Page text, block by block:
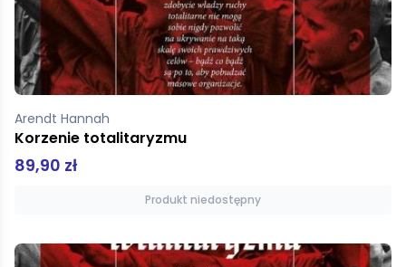
Arendt Hannah
Korzenie totalitaryzmu
89,90 zł
Produkt niedostępny